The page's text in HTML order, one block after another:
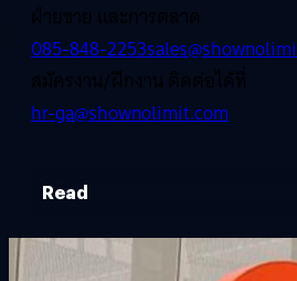
ฝ่ายขาย และการตลาด
085-848-2253
สมัครงาน/ฝึกงาน ติดต่อได้ที่
hr-ga@shownolimit.com
Read